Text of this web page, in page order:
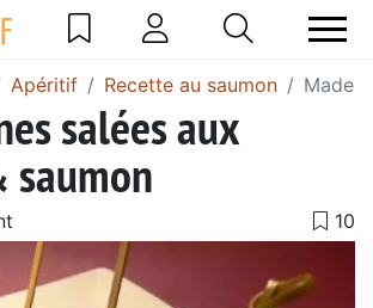
Apéritif Recette au saumon
salées aux
saumon